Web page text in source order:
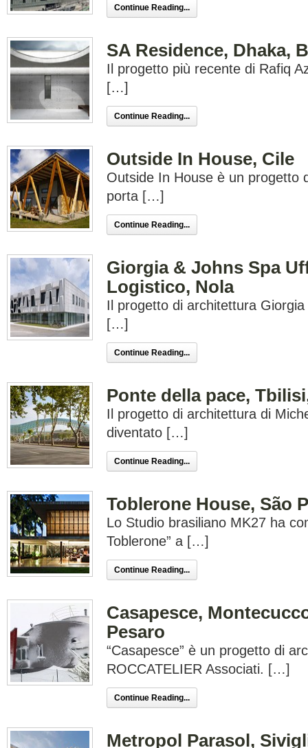
Continue Reading...
SA Residence, Dhaka,
Il progetto più recente di Rafiq
[…]
Continue Reading...
Outside In House, Cile
Outside In House è un progetto
porta […]
Continue Reading...
Giorgia & Johns Spa
Logistico, Nola
Il progetto di architettura
[…]
Continue Reading...
Ponte della pace,
Il progetto di architettura di
diventato […]
Continue Reading...
Toblerone House, São
Lo Studio brasiliano MK27 ha
Toblerone” a […]
Continue Reading...
Casapesce,
Pesaro
“Casapesce” è un progetto di
ROCCATELIER Associati. […]
Continue Reading...
Metropol Parasol,